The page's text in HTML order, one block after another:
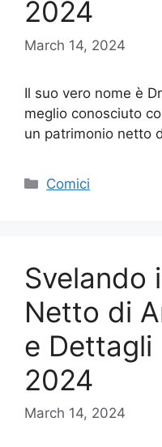
2024
March 14, 2024
Il suo vero nome è
meglio conosciuto
un patrimonio netto
Categories
Comici
Svelando
Netto di
e Dettagli
2024
March 14, 2024